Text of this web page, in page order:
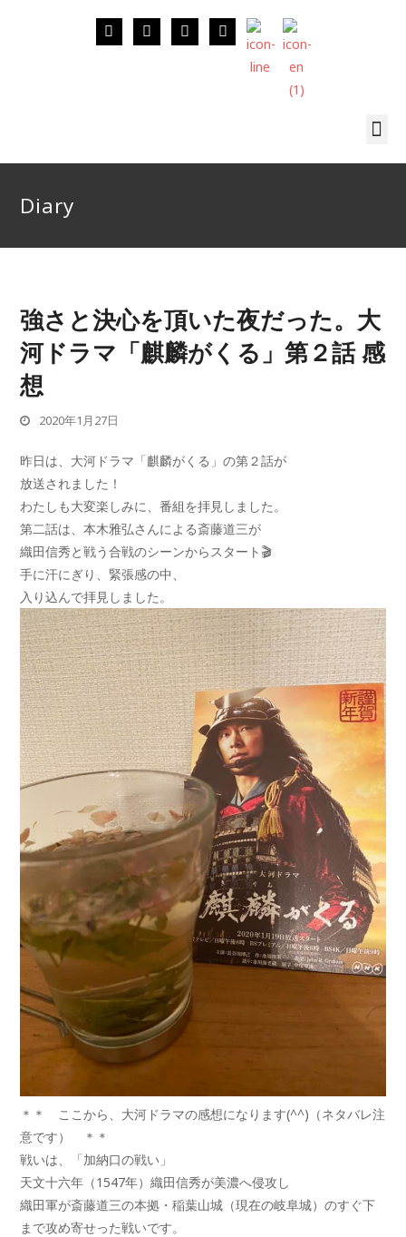
Diary
強さと決心を頂いた夜だった。大
河ドラマ「麒麟がくる」第２話 感
想
2020年1月27日
昨日は、大河ドラマ「麒麟がくる」の第２話が
放送されました！
わたしも大変楽しみに、番組を拝見しました。
第二話は、本木雅弘さんによる斎藤道三が
織田信秀と戦う合戦のシーンからスタート🎬
手に汗にぎり、緊張感の中、
入り込んで拝見しました。
＊＊ ここから、大河ドラマの感想になります(^^)（ネタバレ注
意です） ＊＊
戦いは、「加納口の戦い」
天文十六年（1547年）織田信秀が美濃へ侵攻し
織田軍が斎藤道三の本拠・稲葉山城（現在の岐阜城）のすぐ下
まで攻め寄せった戦いです。